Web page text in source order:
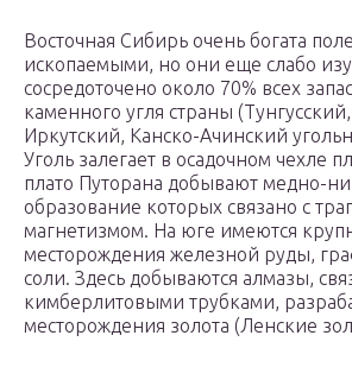
Восточная Сибирь очень богата
ископаемыми, но они еще слабо
сосредоточено около 70% всех
каменного угля страны
Иркутский, Канско-Ачинский
Уголь залегает в осадочном чехле
плато Путорана добывают медно-
образование которых связано с
магнетизмом. На юге имеются
месторождения железной руды,
соли. Здесь добываются алмазы,
кимберлитовыми трубками,
месторождения золота (Ленские